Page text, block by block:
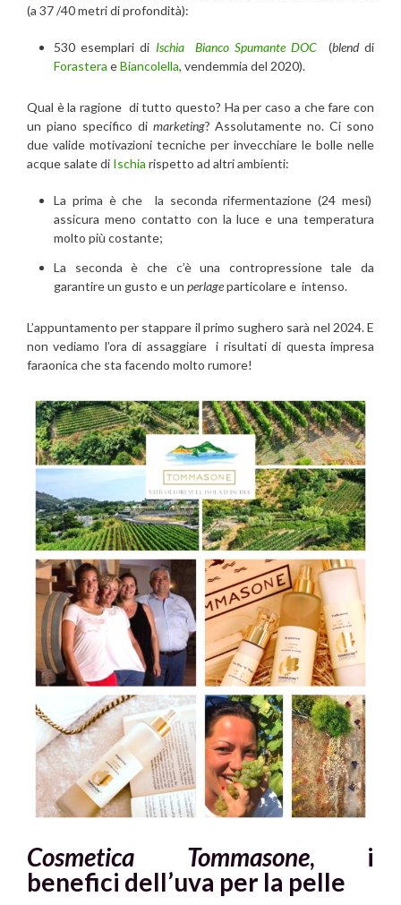
(a 37 /40 metri di profondità):
530 esemplari di Ischia Bianco Spumante DOC (blenddi
Forastera eBiancolella, vendemmia del 2020).
Qual è la ragione di tutto questo? Ha per caso a che fare con
un piano specifico di marketing? Assolutamente no. Ci sono
due valide motivazioni tecniche per invecchiare le bolle nelle
acque salate di Ischia rispetto ad altri ambienti:
La prima è che la seconda rifermentazione (24 mesi)
assicura meno contatto con la luce e una temperatura
molto più costante;
La seconda è che c’è una contropressione tale da
garantire un gusto e un perlageparticolare e intenso.
L’appuntamento per stappare il primo sughero sarà nel 2024. E
non vediamo l’ora di assaggiare i risultati di questa impresa
faraonica che sta facendo molto rumore!
Cosmetica Tommasone, i
benefici dell’uva per la pelle